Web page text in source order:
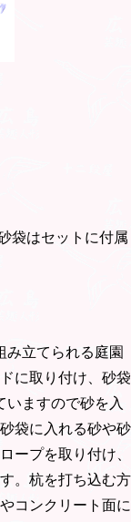
袋はセットに付属
み立てられる庭園
に取り付け、砂袋
いますので砂を入
袋に入れる砂や砂
ープを取り付け、
。杭を打ち込む方
コンクリート面に